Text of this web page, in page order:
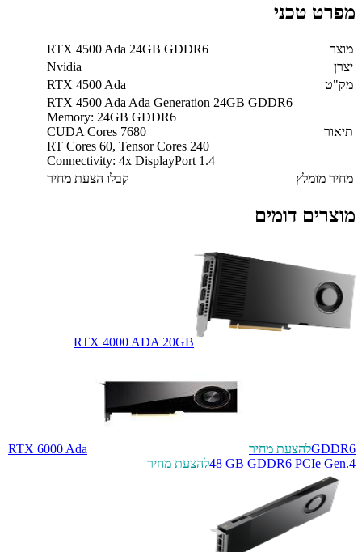
מפרט טכני
מוצר
RTX 4500 Ada 24GB GDDR6
יצרן
Nvidia
מק"ט
RTX 4500 Ada
תיאור
RTX 4500 Ada Ada Generation 24GB GDDR6
Memory: 24GB GDDR6
CUDA Cores 7680
RT Cores 60, Tensor Cores 240
Connectivity: 4x DisplayPort 1.4
מחיר מומלץ
קבלו הצעת מחיר
מוצרים דומים
RTX 4000 ADA 20GB
GDDR6להצעת מחיר
RTX 6000 Ada
48 GB GDDR6 PCIe Gen.4להצעת מחיר